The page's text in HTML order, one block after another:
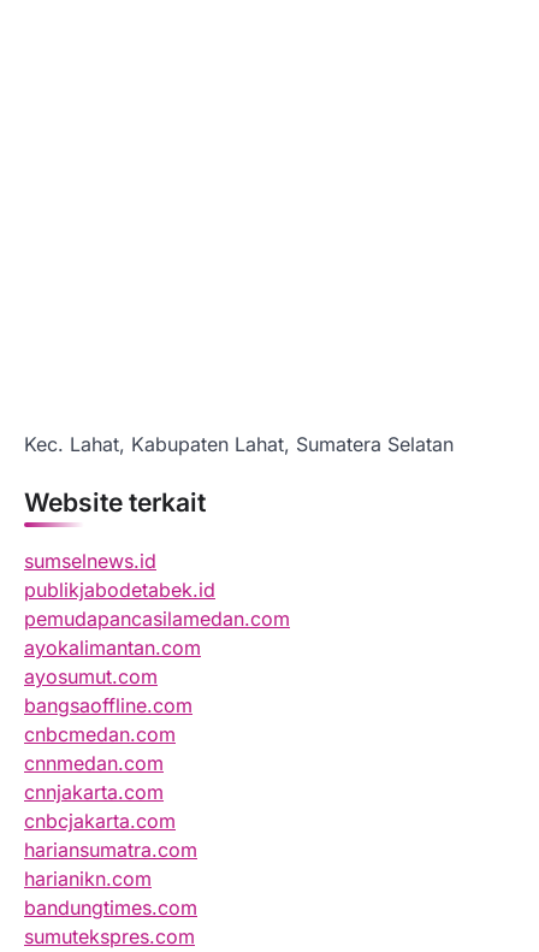
Kec. Lahat, Kabupaten Lahat, Sumatera Selatan
Website terkait
sumselnews.id
publikjabodetabek.id
pemudapancasilamedan.com
ayokalimantan.com
ayosumut.com
bangsaoffline.com
cnbcmedan.com
cnnmedan.com
cnnjakarta.com
cnbcjakarta.com
hariansumatra.com
harianikn.com
bandungtimes.com
sumutekspres.com